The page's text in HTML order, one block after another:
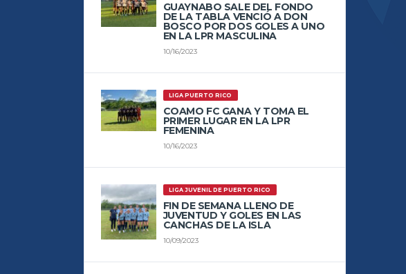
GUAYNABO SALE DEL FONDO
DE LA TABLA VENCIÓ A DON
BOSCO POR DOS GOLES A UNO
EN LA LPR MASCULINA
10/16/2023
LIGA PUERTO RICO
COAMO FC GANA Y TOMA EL
PRIMER LUGAR EN LA LPR
FEMENINA
10/16/2023
LIGA JUVENIL DE PUERTO RICO
FIN DE SEMANA LLENO DE
JUVENTUD Y GOLES EN LAS
CANCHAS DE LA ISLA
10/09/2023